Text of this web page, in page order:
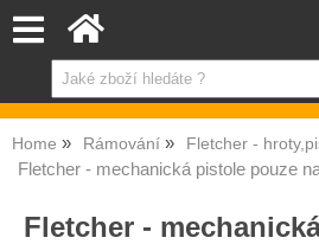
Home Rámování Fletcher -
Fletcher - mechanická pistole pouze
Fletcher -